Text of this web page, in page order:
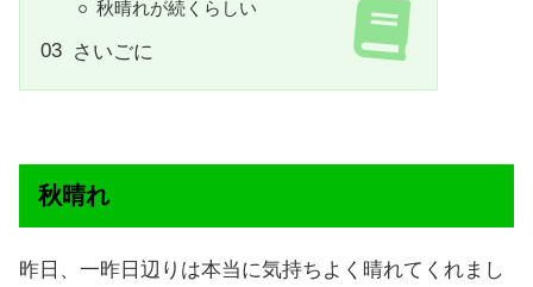
秋晴れが続くらしい
さいごに
秋晴れ
昨日、一昨日辺りは本当に気持ちよく晴れてくれまし